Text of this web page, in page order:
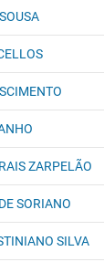
ZARPELÃO
SORIANO
SILVA